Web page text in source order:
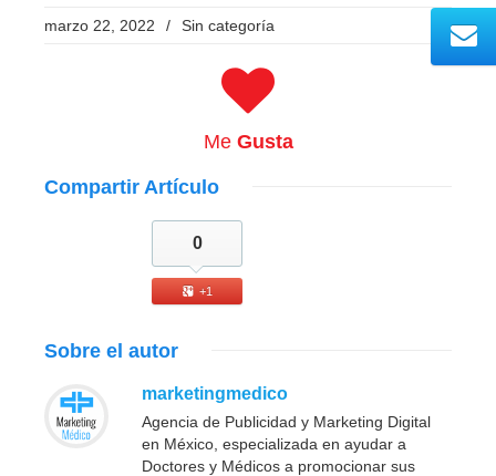
marzo 22, 2022 / Sin categoría
Me Gusta
Compartir Artículo
0
+1
Sobre el autor
marketingmedico
Agencia de Publicidad y Marketing Digital
en México, especializada en ayudar a
Doctores y Médicos a promocionar sus